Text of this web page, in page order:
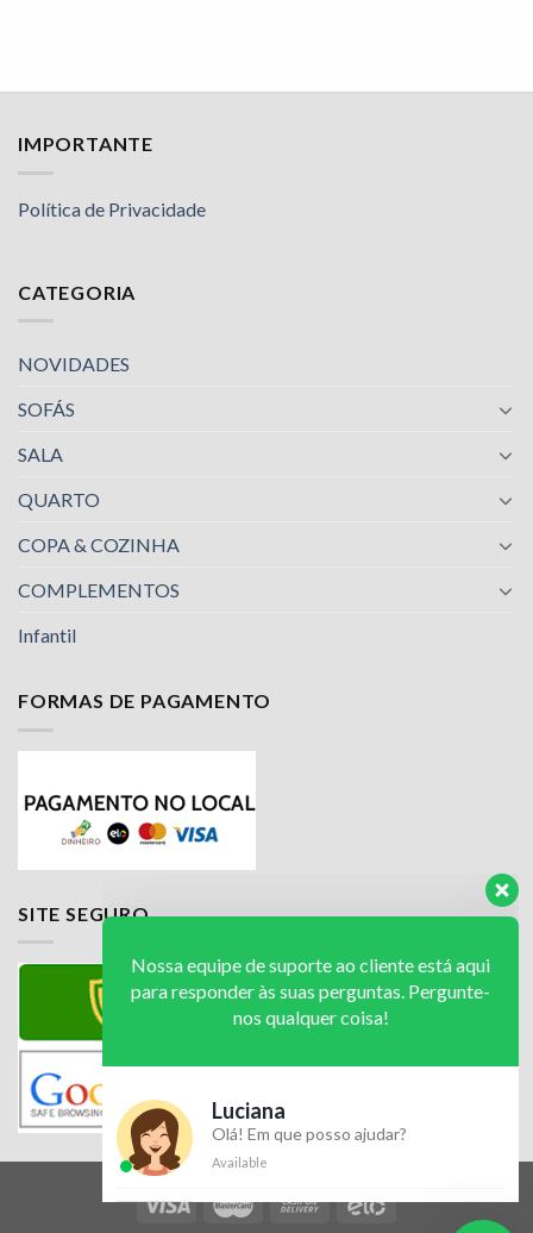
IMPORTANTE
Política de Privacidade
CATEGORIA
NOVIDADES
SOFÁS
SALA
QUARTO
COPA & COZINHA
COMPLEMENTOS
Infantil
FORMAS DE PAGAMENTO
SITE SEGURO
Nossa equipe de suporte ao cliente está aqui
nos qualquer coisa!
Olá! Em que posso ajudar?
Jailson
Olá! Em que posso ajudar?
Luciana
Olá! Em que posso ajudar?
Available